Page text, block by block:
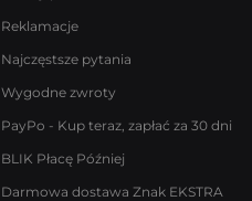
Reklamacje
Najczęstsze pytania
Wygodne zwroty
PayPo - Kup teraz, zapłać za 30 dni
BLIK Płacę Później
Darmowa dostawa Znak EKSTRA